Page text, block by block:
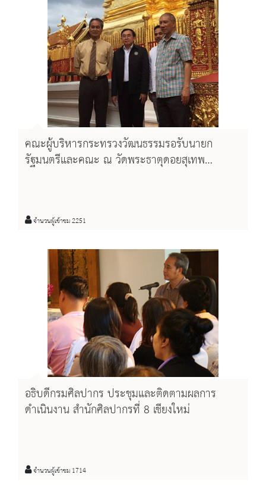
คณะผู้บริหารกระทรวงวัฒนธรรมรอรับนายก
รัฐมนตรีและคณะ ณ วัดพระธาตุดอยสุเทพ
จำนวนผู้เข้าชม 2251
อธิบดีกรมศิลปากร ประชุมและติดตามผลการ
ดำเนินงาน สำนักศิลปากรที่ 8 เชียงใหม่
จำนวนผู้เข้าชม 1714